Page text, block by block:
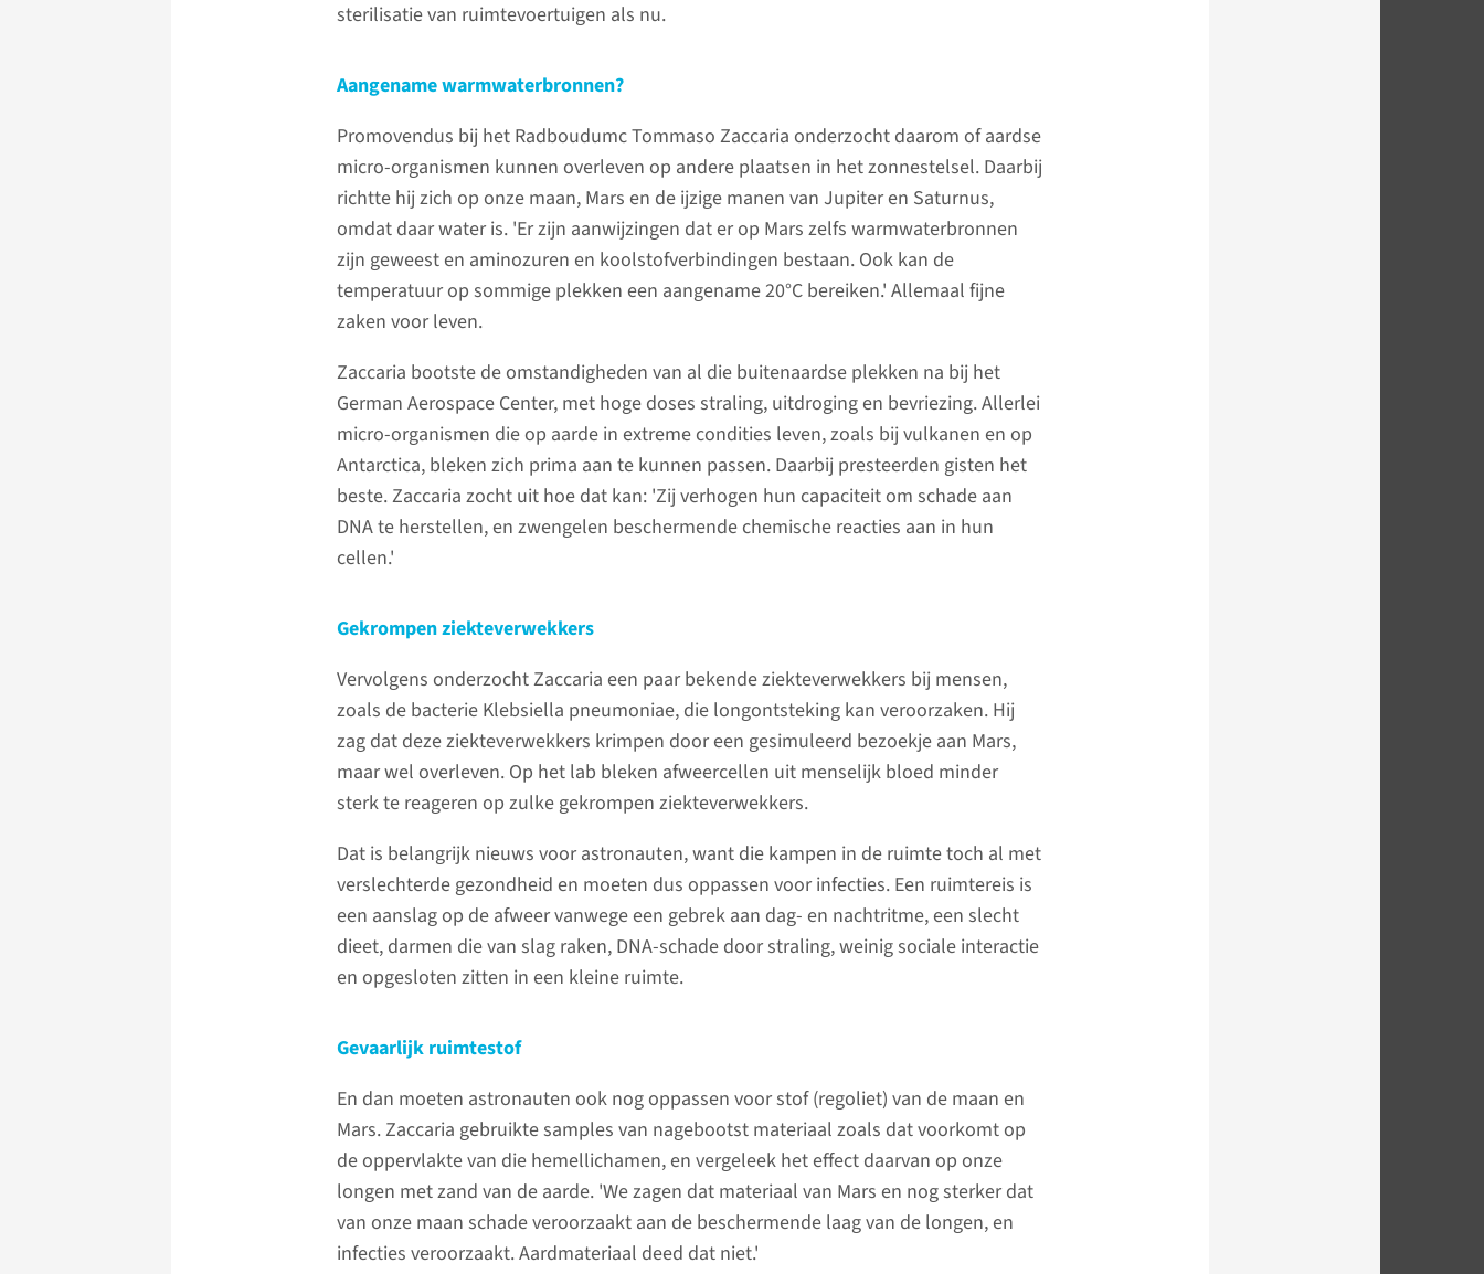
sterilisatie van ruimtevoertuigen als nu.
Aangename warmwaterbronnen?
Promovendus bij het Radboudumc Tommaso Zaccaria onderzocht daarom of aardse
micro-organismen kunnen overleven op andere plaatsen in het zonnestelsel. Daarbij
richtte hij zich op onze maan, Mars en de ijzige manen van Jupiter en Saturnus,
omdat daar water is. 'Er zijn aanwijzingen dat er op Mars zelfs warmwaterbronnen
zijn geweest en aminozuren en koolstofverbindingen bestaan. Ook kan de
temperatuur op sommige plekken een aangename 20°C bereiken.' Allemaal fijne
zaken voor leven.
Zaccaria bootste de omstandigheden van al die buitenaardse plekken na bij het
German Aerospace Center, met hoge doses straling, uitdroging en bevriezing. Allerlei
micro-organismen die op aarde in extreme condities leven, zoals bij vulkanen en op
Antarctica, bleken zich prima aan te kunnen passen. Daarbij presteerden gisten het
beste. Zaccaria zocht uit hoe dat kan: 'Zij verhogen hun capaciteit om schade aan
DNA te herstellen, en zwengelen beschermende chemische reacties aan in hun
cellen.'
Gekrompen ziekteverwekkers
Vervolgens onderzocht Zaccaria een paar bekende ziekteverwekkers bij mensen,
zoals de bacterie Klebsiella pneumoniae, die longontsteking kan veroorzaken. Hij
zag dat deze ziekteverwekkers krimpen door een gesimuleerd bezoekje aan Mars,
maar wel overleven. Op het lab bleken afweercellen uit menselijk bloed minder
sterk te reageren op zulke gekrompen ziekteverwekkers.
Dat is belangrijk nieuws voor astronauten, want die kampen in de ruimte toch al met
verslechterde gezondheid en moeten dus oppassen voor infecties. Een ruimtereis is
een aanslag op de afweer vanwege een gebrek aan dag- en nachtritme, een slecht
dieet, darmen die van slag raken, DNA-schade door straling, weinig sociale interactie
en opgesloten zitten in een kleine ruimte.
Gevaarlijk ruimtestof
En dan moeten astronauten ook nog oppassen voor stof (regoliet) van de maan en
Mars. Zaccaria gebruikte samples van nagebootst materiaal zoals dat voorkomt op
de oppervlakte van die hemellichamen, en vergeleek het effect daarvan op onze
longen met zand van de aarde. 'We zagen dat materiaal van Mars en nog sterker dat
van onze maan schade veroorzaakt aan de beschermende laag van de longen, en
infecties veroorzaakt. Aardmateriaal deed dat niet.'